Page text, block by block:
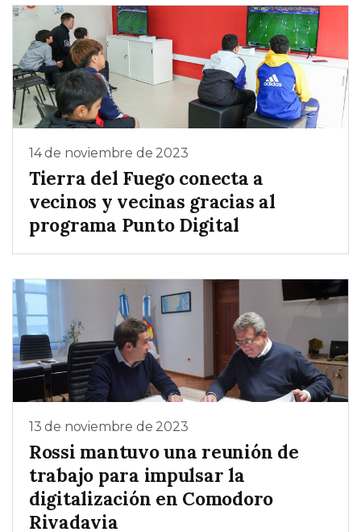
14 de noviembre de 2023
Tierra del Fuego conecta a
vecinos y vecinas gracias al
programa Punto Digital
13 de noviembre de 2023
Rossi mantuvo una reunión de
trabajo para impulsar la
digitalización en Comodoro
Rivadavia